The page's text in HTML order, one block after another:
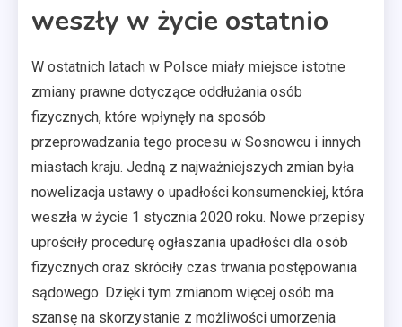
weszły w życie ostatnio
W ostatnich latach w Polsce miały miejsce istotne
zmiany prawne dotyczące oddłużania osób
fizycznych, które wpłynęły na sposób
przeprowadzania tego procesu w Sosnowcu i innych
miastach kraju. Jedną z najważniejszych zmian była
nowelizacja ustawy o upadłości konsumenckiej, która
weszła w życie 1 stycznia 2020 roku. Nowe przepisy
uprościły procedurę ogłaszania upadłości dla osób
fizycznych oraz skróciły czas trwania postępowania
sądowego. Dzięki tym zmianom więcej osób ma
szansę na skorzystanie z możliwości umorzenia